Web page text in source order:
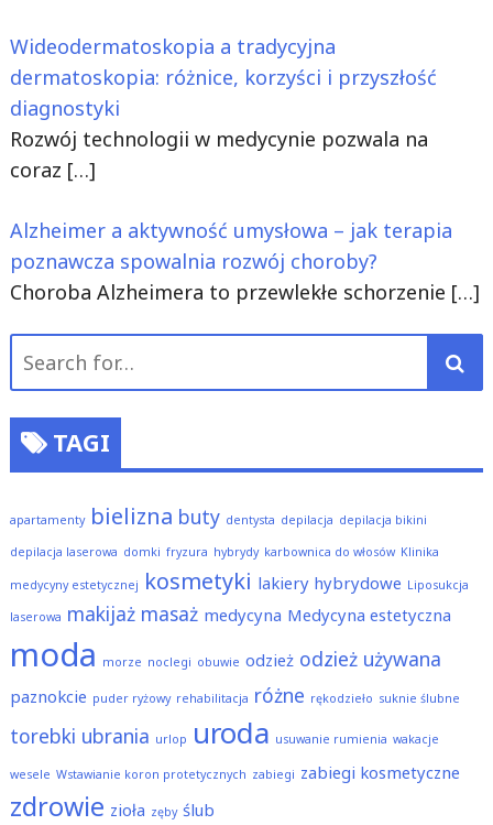
Wideodermatoskopia a tradycyjna
dermatoskopia: różnice, korzyści i przyszłość
diagnostyki
Rozwój technologii w medycynie pozwala na
coraz […]
Alzheimer a aktywność umysłowa – jak terapia
poznawcza spowalnia rozwój choroby?
Choroba Alzheimera to przewlekłe schorzenie […]
for:
TAGI
apartamenty bielizna buty dentysta depilacja depilacja bikini
depilacja laserowa domki fryzura hybrydy karbownica do włosów Klinika
medycyny estetycznej kosmetyki lakiery hybrydowe Liposukcja
laserowa makijaż masaż medycyna Medycyna estetyczna
moda morze noclegi obuwie odzież odzież używana
paznokcie puder ryżowy rehabilitacja różne rękodzieło suknie ślubne
torebki ubrania urlop uroda usuwanie rumienia wakacje
wesele Wstawianie koron protetycznych zabiegi zabiegi kosmetyczne
zdrowie zioła zęby ślub